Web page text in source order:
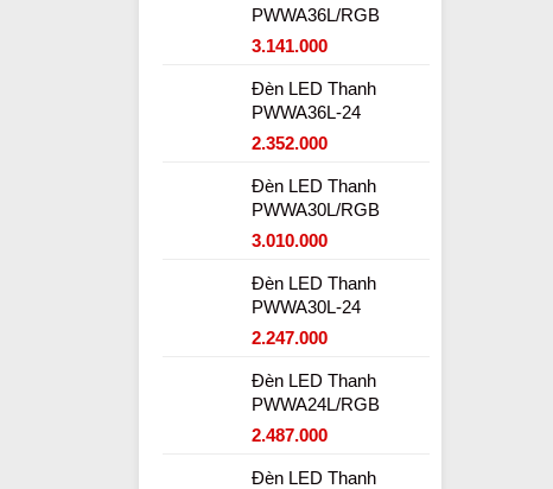
PWWA36L/RGB
3.141.000
Đèn LED Thanh
PWWA36L-24
2.352.000
Đèn LED Thanh
PWWA30L/RGB
3.010.000
Đèn LED Thanh
PWWA30L-24
2.247.000
Đèn LED Thanh
PWWA24L/RGB
2.487.000
Đèn LED Thanh